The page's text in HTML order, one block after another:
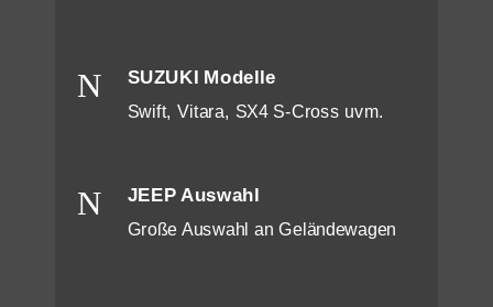
N SUZUKI Modelle
Swift, Vitara, SX4 S-Cross uvm.
N JEEP Auswahl
Große Auswahl an Geländewagen